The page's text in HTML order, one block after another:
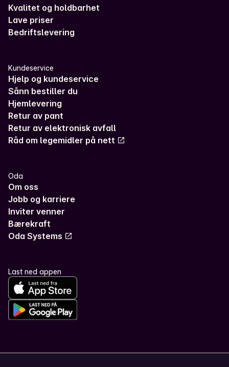
Kvalitet og holdbarhet
Lave priser
Bedriftslevering
Kundeservice
Hjelp og kundeservice
Sånn bestiller du
Hjemlevering
Retur av pant
Retur av elektronisk avfall
Råd om legemidler på nett
Oda
Om oss
Jobb og karriere
Inviter venner
Bærekraft
Oda Systems
Last ned appen